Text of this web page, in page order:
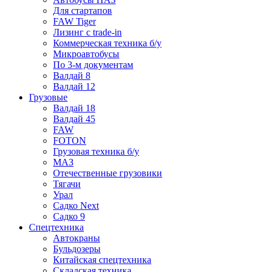
Для стартапов
FAW Tiger
Лизинг с trade-in
Коммерческая техника б/у
Микроавтобусы
По 3-м документам
Валдай 8
Валдай 12
Грузовые
Валдай 18
Валдай 45
FAW
FOTON
Грузовая техника б/у
МАЗ
Отечественные грузовики
Тягачи
Урал
Садко Next
Садко 9
Спецтехника
Автокраны
Бульдозеры
Китайская спецтехника